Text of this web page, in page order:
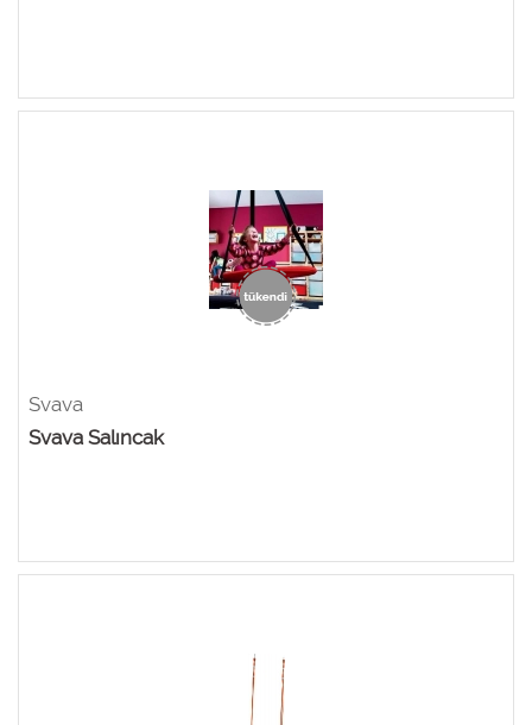
Svava
Svava Salıncak